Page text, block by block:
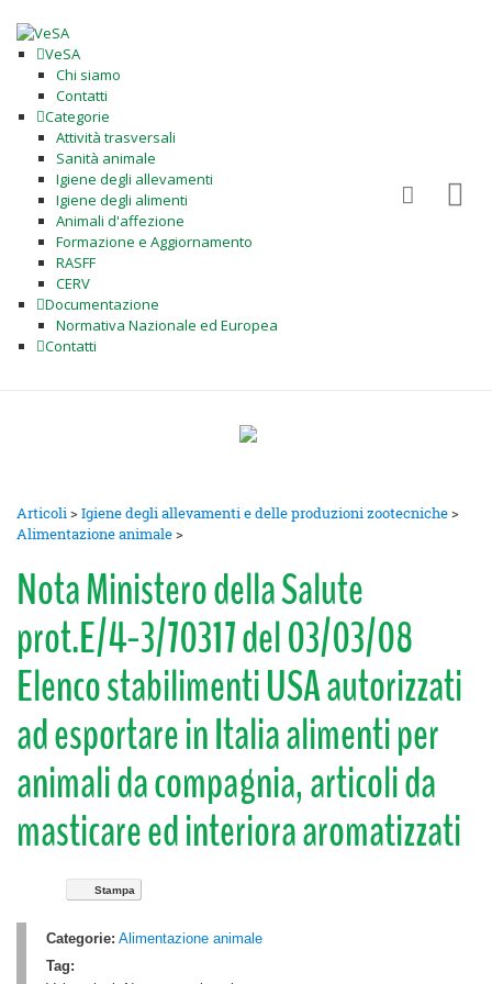
VeSA
Chi siamo
Contatti
Categorie
Attività trasversali
Sanità animale
Igiene degli allevamenti
Igiene degli alimenti
Animali d'affezione
Formazione e Aggiornamento
RASFF
CERV
Documentazione
Normativa Nazionale ed Europea
Contatti
Articoli>Igiene degli allevamenti e delle produzioni zootecniche>
Alimentazione animale>
Nota Ministero della Salute
prot.E/4-3/70317 del 03/03/08
Elenco stabilimenti USA autorizzati
ad esportare in Italia alimenti per
animali da compagnia, articoli da
masticare ed interiora aromatizzati
Stampa
Categorie: Alimentazione animale
Tag: